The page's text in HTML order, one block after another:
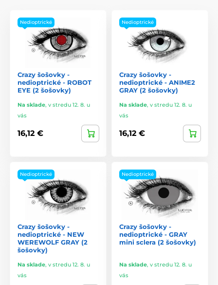
Nedioptrické
Crazy šošovky -
nedioptrické - ROBOT
EYE (2 šošovky)
Na sklade, v stredu 12. 8. u
vás
16,12 €
Nedioptrické
Crazy šošovky -
nedioptrické - ANIME2
GRAY (2 šošovky)
Na sklade, v stredu 12. 8. u
vás
16,12 €
Nedioptrické
Crazy šošovky -
nedioptrické - NEW
WEREWOLF GRAY (2
šošovky)
Na sklade, v stredu 12. 8. u
vás
Nedioptrické
Crazy šošovky -
nedioptrické - GRAY
mini sclera (2 šošovky)
Na sklade, v stredu 12. 8. u
vás